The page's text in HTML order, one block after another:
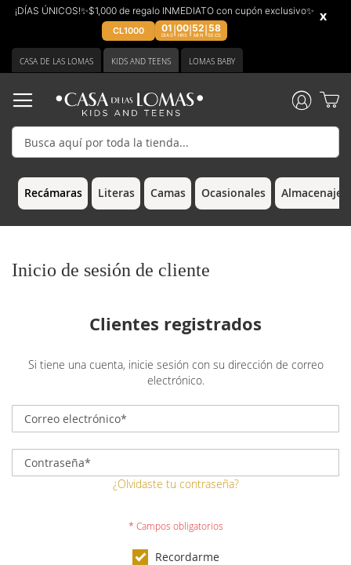
¡DÍAS ÚNICOS!✨$1,000 de regalo INMEDIATO con cupón exclusivo✨
CL1000 01
DIAS
00
HRS
52
MIN
58
SECS
x
Ir
CASA DE LAS LOMAS KIDS AND TEENS LOMAS BABY
Recámaras Literas Camas Ocasionales Almacenaje
Inicio de sesión de cliente
Clientes registrados
Si tiene una cuenta, inicie sesión con su dirección de correo
electrónico.
¿Olvidaste tu contraseña?
Recordarme